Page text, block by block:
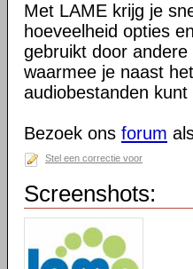
Met LAME krijg je
hoeveelheid opties
gebruikt door
waarmee je naast
audiobestanden
Bezoek ons forum
Stel een correctie voor
Screenshots: